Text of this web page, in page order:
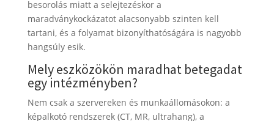
besorolás miatt a selejtezéskor a
maradványkockázatot alacsonyabb szinten kell
tartani, és a folyamat bizonyíthatóságára is nagyobb
hangsúly esik.
Mely eszközökön maradhat betegadat
egy intézményben?
Nem csak a szervereken és munkaállomásokon: a
képalkotó rendszerek (CT, MR, ultrahang), a